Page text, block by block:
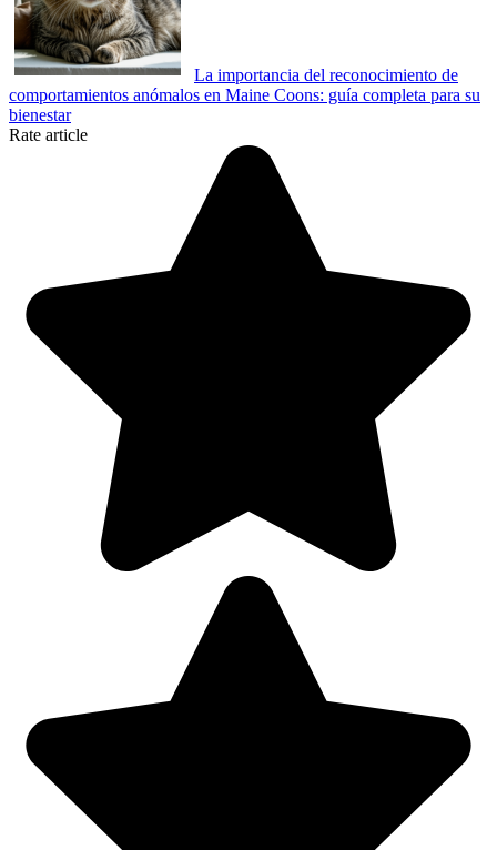
La importancia del reconocimiento de
comportamientos anómalos en Maine Coons: guía completa para su
bienestar
Rate article